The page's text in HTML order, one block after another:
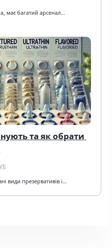
має багатий арсенал…
та як обрати
види презервативів і…